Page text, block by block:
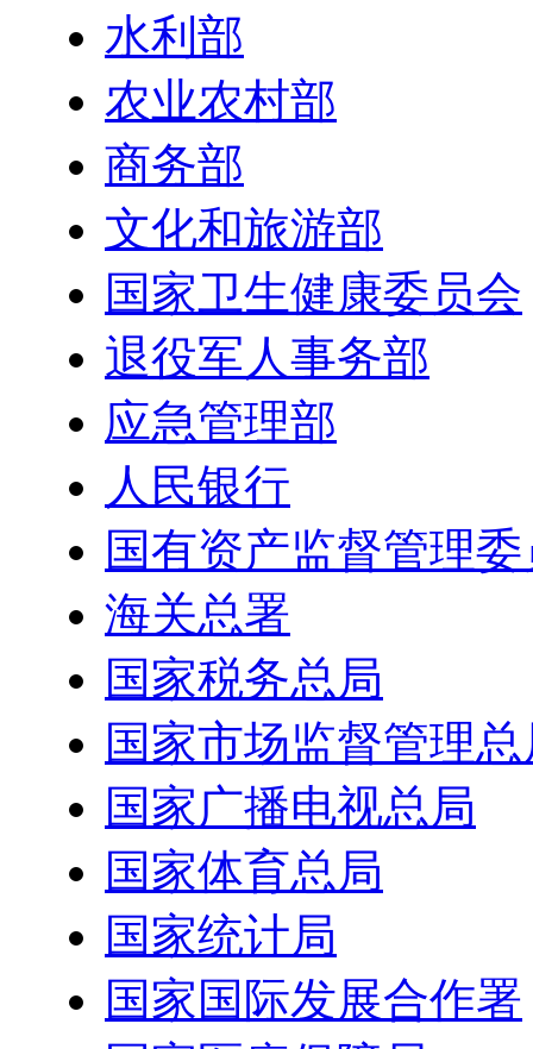
水利部
农业农村部
商务部
文化和旅游部
国家卫生健康委员会
退役军人事务部
应急管理部
人民银行
国有资产监督管理
海关总署
国家税务总局
国家市场监督管理
国家广播电视总局
国家体育总局
国家统计局
国家国际发展合作署